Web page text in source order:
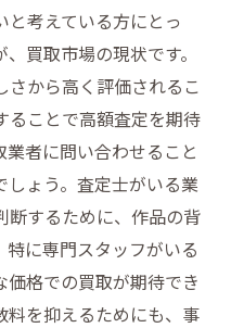
理解する方法
定で価値を最大化
す瀬戸物
かした買取戦略
ためのメンテナンス
賢く手放すヒント
準備
を知る
考えている方にとっ
買取市場の現状です。
から高く評価されるこ
ることで高額査定を期待
者に問い合わせること
ょう。査定士がいる業
断するために、作品の背
に専門スタッフがいる
格での買取が期待でき
料を抑えるためにも、事